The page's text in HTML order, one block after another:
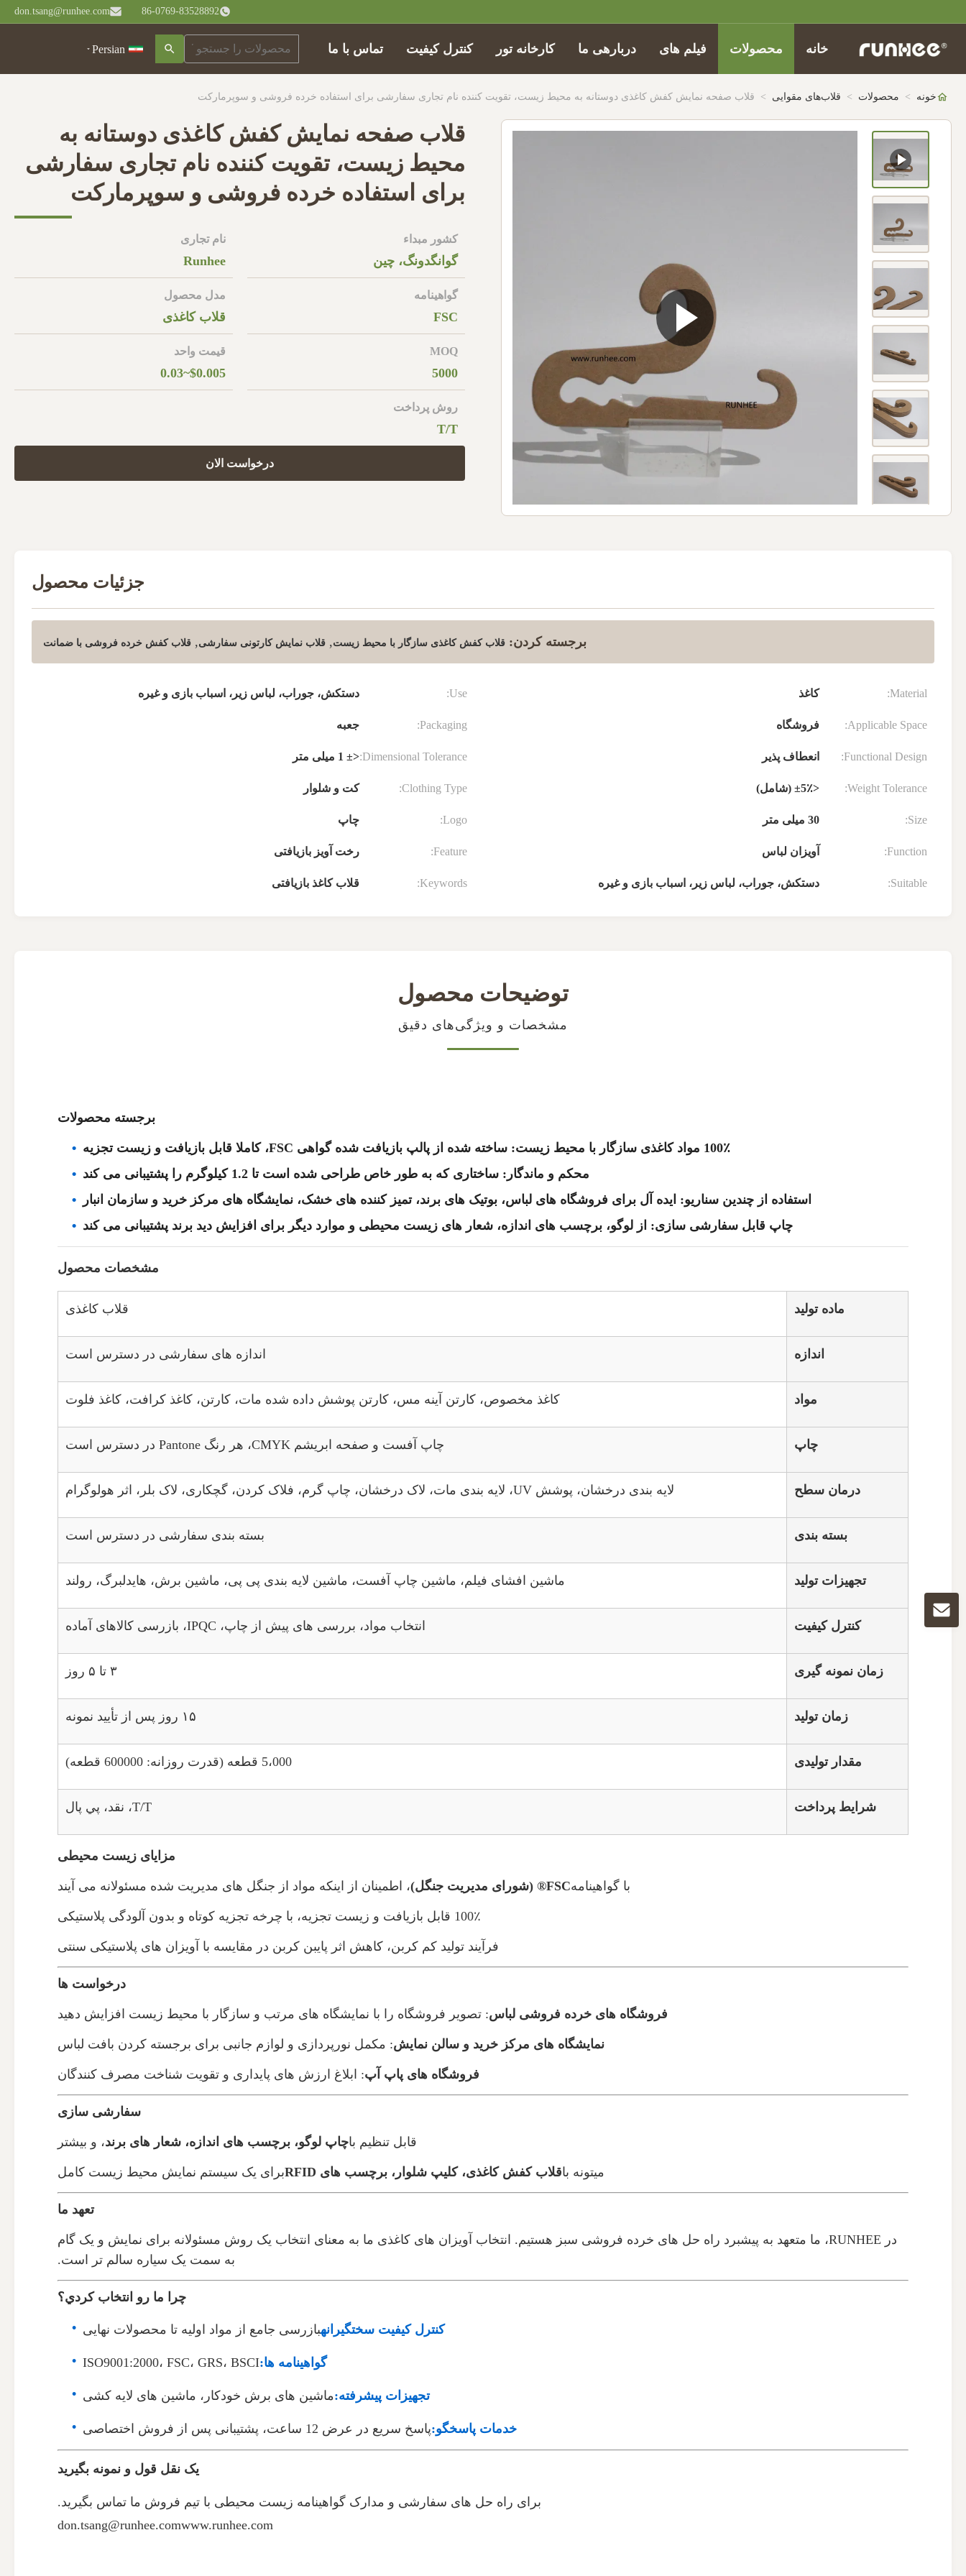
86-0769-83528892
don.tsang@runhee.com
خانه محصولات فیلم های دربارهی ما کارخانه تور کنترل کیفیت تماس با ما Persian
خونه > محصولات > قلاب‌های مقوایی > قلاب صفحه نمایش کفش کاغذی دوستانه به محیط زیست، تقویت کننده نام تجاری سفارشی برای استفاده خرده فروشی و سوپرمارکت
قلاب صفحه نمایش کفش کاغذی دوستانه به
محیط زیست، تقویت کننده نام تجاری سفارشی
برای استفاده خرده فروشی و سوپرمارکت
کشور مبداء
گوانگدونگ، چین
نام تجاری
Runhee
گواهینامه
FSC
مدل محصول
قلاب کاغذی
MOQ
5000
قیمت واحد
$0.005~0.03
روش پرداخت
T/T
درخواست الان
جزئیات محصول
برجسته کردن: قلاب کفش کاغذی سازگار با محیط زیست, قلاب نمایش کارتونی سفارشی, قلاب کفش خرده فروشی با ضمانت
Material: کاغذ Use: دستکش، جوراب، لباس زیر، اسباب بازی و غیره
Applicable Space: فروشگاه Packaging: جعبه
Functional Design: انعطاف پذیر Dimensional Tolerance: <± 1 میلی متر
Weight Tolerance: <±5٪ (شامل) Clothing Type: کت و شلوار
Size: 30 میلی متر Logo: چاپ
Function: آویزان لباس Feature: رخت آویز بازیافتی
Suitable: دستکش، جوراب، لباس زیر، اسباب بازی و غیره Keywords: قلاب کاغذ بازیافتی
توضیحات محصول
مشخصات و ویژگی‌های دقیق
برجسته محصولات
100٪ مواد کاغذی سازگار با محیط زیست: ساخته شده از پالپ بازیافت شده گواهی FSC، کاملا قابل بازیافت و زیست تجزیه
محکم و ماندگار: ساختاری که به طور خاص طراحی شده است تا 1.2 کیلوگرم را پشتیبانی می کند
استفاده از چندین سناریو: ایده آل برای فروشگاه های لباس، بوتیک های برند، تمیز کننده های خشک، نمایشگاه های مرکز خرید و سازمان انبار
چاپ قابل سفارشی سازی: از لوگو، برچسب های اندازه، شعار های زیست محیطی و موارد دیگر برای افزایش دید برند پشتیبانی می کند
مشخصات محصول
ماده تولید قلاب کاغذی
اندازه اندازه های سفارشی در دسترس است
مواد کاغذ مخصوص، کارتن آینه مس، کارتن پوشش داده شده مات، کارتن، کاغذ کرافت، کاغذ فلوت
چاپ چاپ آفست و صفحه ابریشم CMYK، هر رنگ Pantone در دسترس است
درمان سطح لایه بندی درخشان، پوشش UV، لایه بندی مات، لاک درخشان، چاپ گرم، فلاک کردن، گچکاری، لاک بلر، اثر هولوگرام
بسته بندی بسته بندی سفارشی در دسترس است
تجهیزات تولید ماشین افشای فیلم، ماشین چاپ آفست، ماشین لایه بندی پی پی، ماشین برش، هایدلبرگ، رولند
کنترل کیفیت انتخاب مواد، بررسی های پیش از چاپ، IPQC، بازرسی کالاهای آماده
زمان نمونه گیری ۳ تا ۵ روز
زمان تولید ۱۵ روز پس از تأیید نمونه
مقدار تولیدی 5،000 قطعه (قدرت روزانه: 600000 قطعه)
شرایط پرداخت T/T، نقد، پي پال
مزایای زیست محیطی
با گواهینامهFSC® (شورای مدیریت جنگل) ، اطمینان از اینکه مواد از جنگل های مدیریت شده مسئولانه می آیند
100٪ قابل بازیافت و زیست تجزیه، با چرخه تجزیه کوتاه و بدون آلودگی پلاستیکی
فرآیند تولید کم کربن، کاهش اثر پایبن کربن در مقایسه با آویزان های پلاستیکی سنتی
درخواست ها
فروشگاه های خرده فروشی لباس: تصویر فروشگاه را با نمایشگاه های مرتب و سازگار با محیط زیست افزایش دهید
نمایشگاه های مرکز خرید و سالن نمایش: مکمل نورپردازی و لوازم جانبی برای برجسته کردن بافت لباس
فروشگاه های پاپ آپ: ابلاغ ارزش های پایداری و تقویت شناخت مصرف کنندگان
سفارشی سازی
قابل تنظیم باچاپ لوگو، برچسب های اندازه، شعار های برند، و بیشتر
ميتونه باقلاب کفش کاغذی، کلیپ شلوار، برچسب های RFID برای یک سیستم نمایش محیط زیست کامل
تعهد ما
در RUNHEE، ما متعهد به پیشبرد راه حل های خرده فروشی سبز هستیم. انتخاب آویزان های کاغذی ما به معنای انتخاب یک روش مسئولانه برای نمایش و یک گام
به سمت یک سیاره سالم تر است.
چرا ما رو انتخاب کردي؟
کنترل کیفیت سختگیرانهبازرسی جامع از مواد اولیه تا محصولات نهایی
گواهینامه ها:ISO9001:2000، FSC، GRS، BSCI
تجهیزات پیشرفته:ماشین های برش خودکار، ماشین های لایه کشی
خدمات پاسخگو:پاسخ سریع در عرض 12 ساعت، پشتیبانی پس از فروش اختصاصی
یک نقل قول و نمونه بگیرید
برای راه حل های سفارشی و مدارک گواهینامه زیست محیطی با تیم فروش ما تماس بگیرید.
don.tsang@runhee.comwww.runhee.com